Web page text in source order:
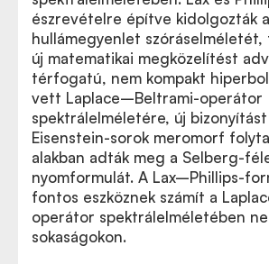
észrevételre építve kidolgozták
hullámegyenlet
új matematikai megközelítést
térfogatú, nem kompakt
vett Laplace–Beltrami-operátor
spektrálelméletére, új
Eisenstein-sorok meromorf
alakban adták meg a Selberg-
nyomformulát. A Lax–Phillips-
fontos eszköznek számít a
operátor spektrálelméletében
sokaságokon.